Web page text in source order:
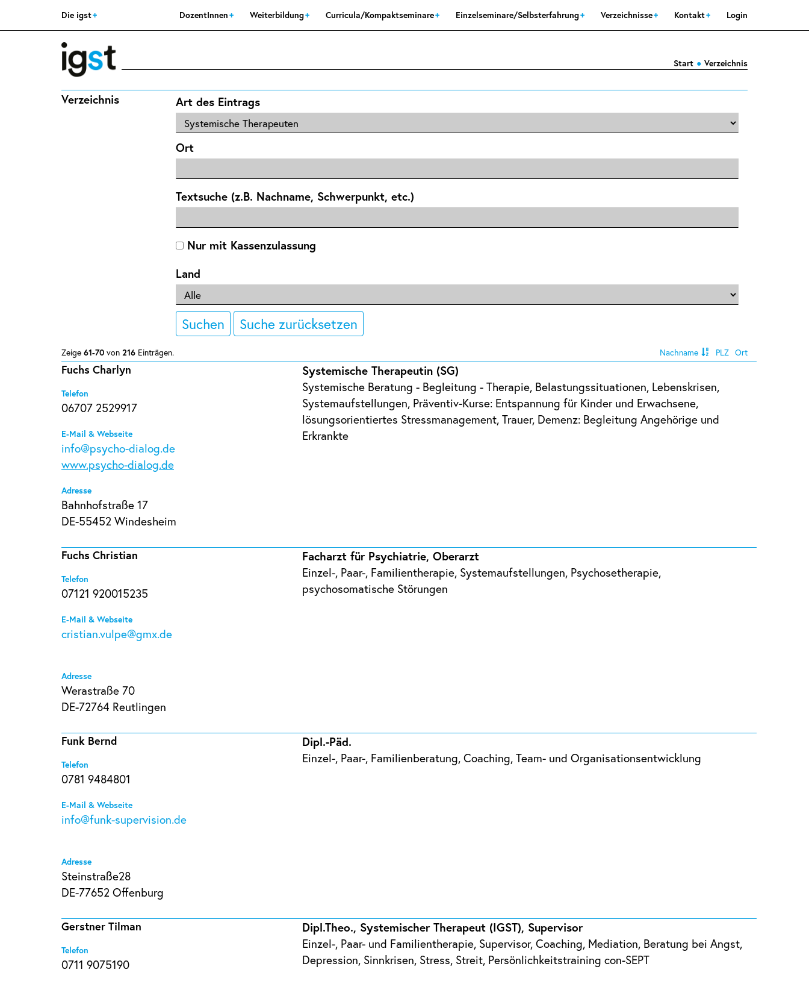
Die igst DozentInnen Weiterbildung Curricula/Kompaktseminare Einzelseminare/Selbsterfahrung Verzeichnisse Kontakt Login
Start Verzeichnis
Verzeichnis Art des Eintrags
Ort
Textsuche (z.B. Nachname, Schwerpunkt, etc.)
Nur mit Kassenzulassung
Land
Suchen Suche zurücksetzen
Ort
PLZ
Nachname
Zeige 61-70 von 216 Einträgen.
Fuchs Charlyn
Telefon
06707 2529917
E-Mail & Webseite
info@psycho-dialog.de
www.psycho-dialog.de
Adresse
Bahnhofstraße 17
DE-55452 Windesheim
Systemische Therapeutin (SG)
Systemische Beratung - Begleitung - Therapie, Belastungssituationen, Lebenskrisen,
Systemaufstellungen, Präventiv-Kurse: Entspannung für Kinder und Erwachsene,
lösungsorientiertes Stressmanagement, Trauer, Demenz: Begleitung Angehörige und
Erkrankte
Fuchs Christian
Telefon
07121 920015235
E-Mail & Webseite
cristian.vulpe@gmx.de
Adresse
Werastraße 70
DE-72764 Reutlingen
Facharzt für Psychiatrie, Oberarzt
Einzel-, Paar-, Familientherapie, Systemaufstellungen, Psychosetherapie,
psychosomatische Störungen
Funk Bernd
Telefon
0781 9484801
E-Mail & Webseite
info@funk-supervision.de
Adresse
Steinstraße28
DE-77652 Offenburg
Dipl.-Päd.
Einzel-, Paar-, Familienberatung, Coaching, Team- und Organisationsentwicklung
Gerstner Tilman
Telefon
0711 9075190
Dipl.Theo., Systemischer Therapeut (IGST), Supervisor
Einzel-, Paar- und Familientherapie, Supervisor, Coaching, Mediation, Beratung bei Angst,
Depression, Sinnkrisen, Stress, Streit, Persönlichkeitstraining con-SEPT